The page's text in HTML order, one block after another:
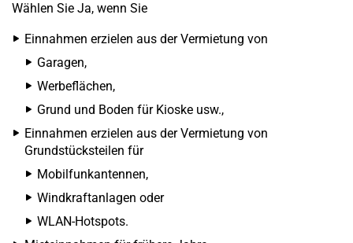
Wählen Sie Ja, wenn Sie
Einnahmen erzielen aus der Vermietung von
Garagen,
Werbeflächen,
Grund und Boden für Kioske usw.,
Einnahmen erzielen aus der Vermietung von
Grundstücksteilen für
Mobilfunkantennen,
Windkraftanlagen oder
WLAN-Hotspots.